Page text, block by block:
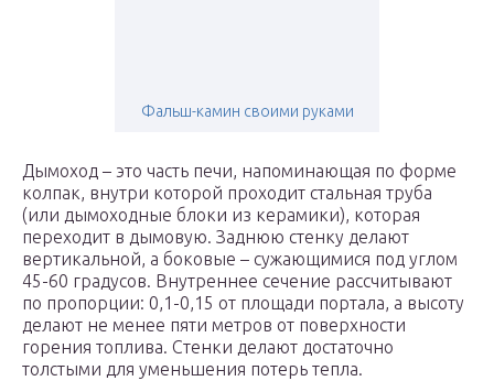
Фальш-камин своими руками
Дымоход – это часть печи, напоминающая по форме
колпак, внутри которой проходит стальная труба
(или дымоходные блоки из керамики), которая
переходит в дымовую. Заднюю стенку делают
вертикальной, а боковые – сужающимися под углом
45-60 градусов. Внутреннее сечение рассчитывают
по пропорции: 0,1-0,15 от площади портала, а высоту
делают не менее пяти метров от поверхности
горения топлива. Стенки делают достаточно
толстыми для уменьшения потерь тепла.